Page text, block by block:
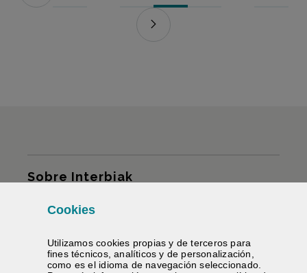
Sobre Interbiak
Infraestructuras y tarifas
Servicios
Cookies
Utilizamoscookies propias y de terceros para
fines técnicos, analíticos y de personalización,
como es el idioma de navegación seleccionado.